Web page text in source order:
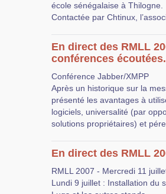
école sénégalaise à Thilogne.
Contactée par Chtinux,
En direct des RMLL
conférences
Conférence Jabber/XMPP
Après un historique sur la
présenté les avantages à
logiciels, universalité (par
solutions propriétaires) et
En direct des RMLL
RMLL 2007 - Mercredi 11
Lundi 9 juillet : Installation du